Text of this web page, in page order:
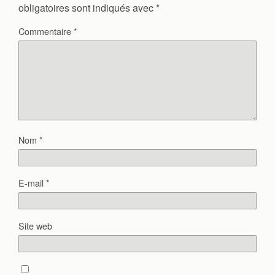
obligatoires sont indiqués avec *
Commentaire*
Nom *
E-mail*
Site web